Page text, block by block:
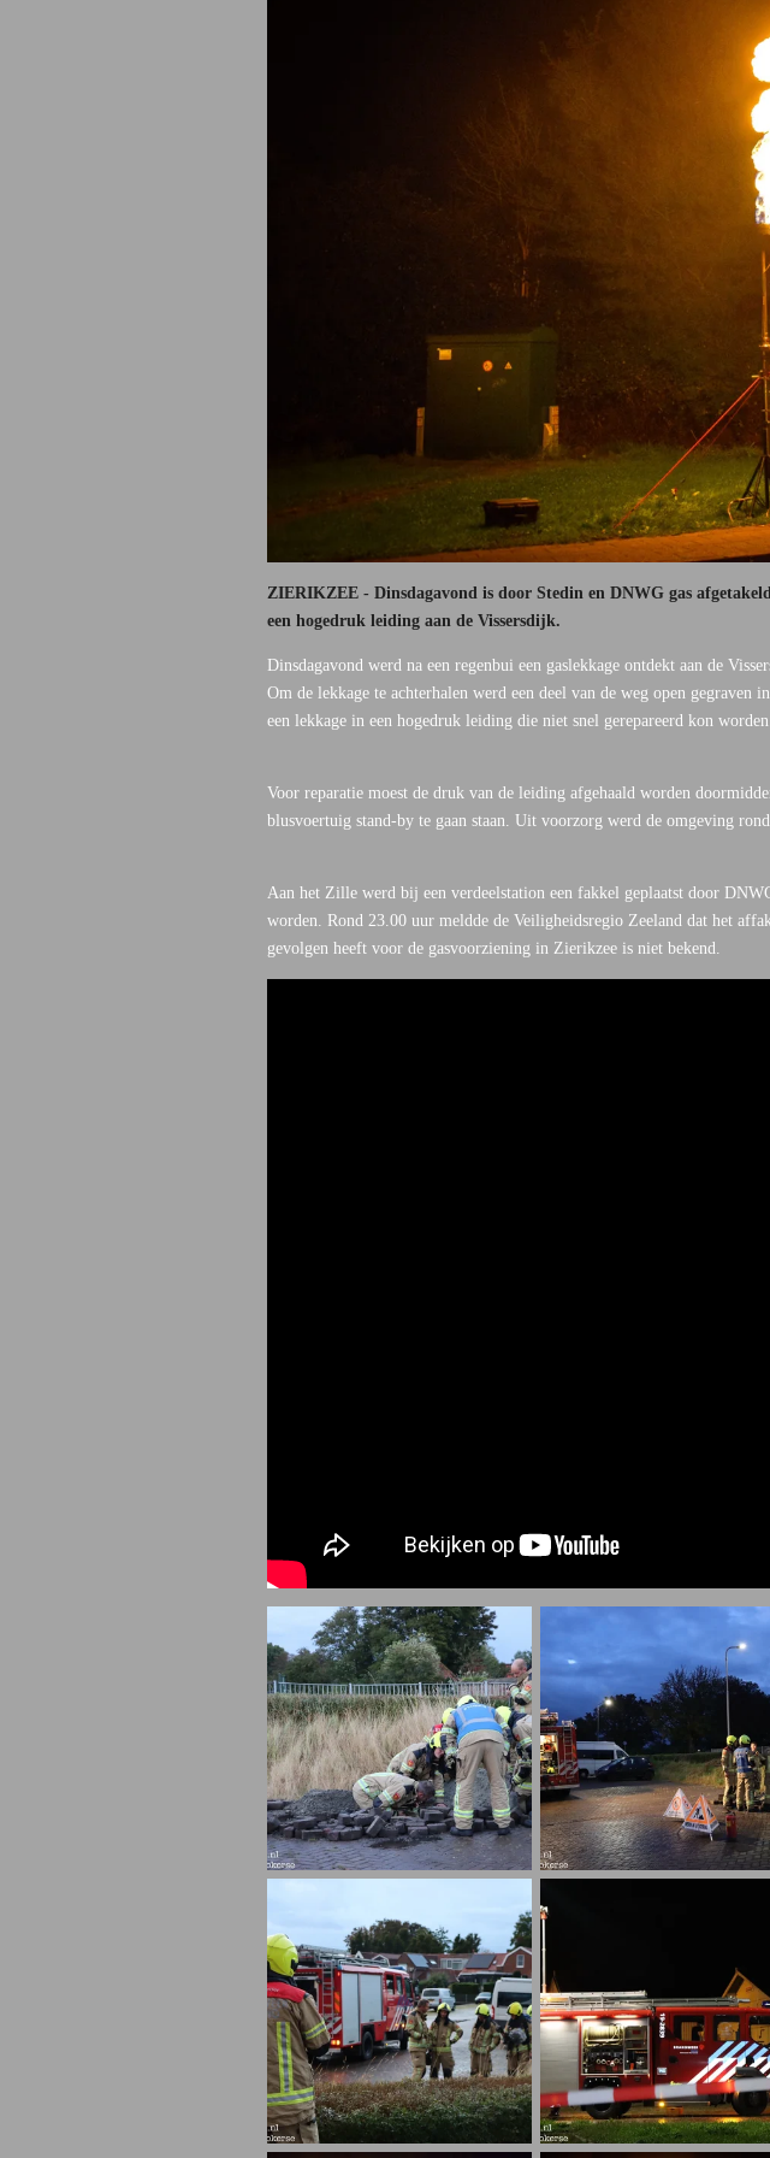
ZIERIKZEE - Dinsdagavond is door Stedin en DNWG gas
een hogedruk leiding aan de Vissersdijk.
Dinsdagavond werd na een regenbui een gaslekkage ontdekt aan de
Om de lekkage te achterhalen werd een deel van de weg open
een lekkage in een hogedruk leiding die niet snel gerepareerd kon
Voor reparatie moest de druk van de leiding afgehaald worden
blusvoertuig stand-by te gaan staan. Uit voorzorg werd de omgeving
Aan het Zille werd bij een verdeelstation een fakkel geplaatst door
worden. Rond 23.00 uur meldde de Veiligheidsregio Zeeland dat het
gevolgen heeft voor de gasvoorziening in Zierikzee is niet bekend.